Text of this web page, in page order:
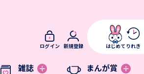
雑誌 まんが賞
ログイン 新規登録 はじめて りれき